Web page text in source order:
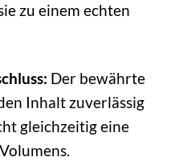
zu einem echten
Der bewährte
Inhalt zuverlässig
gleichzeitig eine